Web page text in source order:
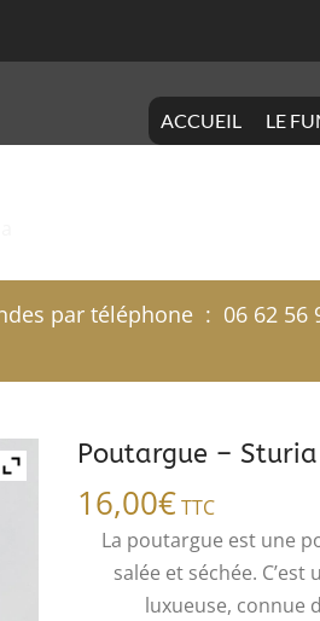
ACCUEIL LE
par téléphone : 06 62 56
Poutargue – Sturia
16,00€ TTC
La poutargue est une
salée et séchée.
luxueuse, connue